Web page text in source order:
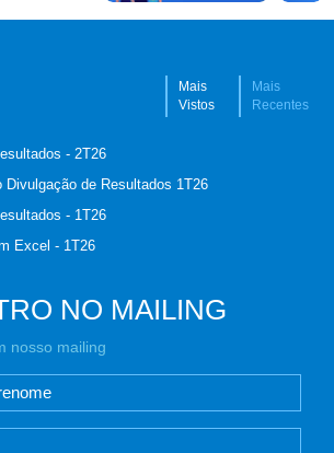
Mais
Vistos
Mais
Recentes
- 2T26
Divulgação de Resultados 1T26
- 1T26
Excel - 1T26
NO MAILING
nosso mailing